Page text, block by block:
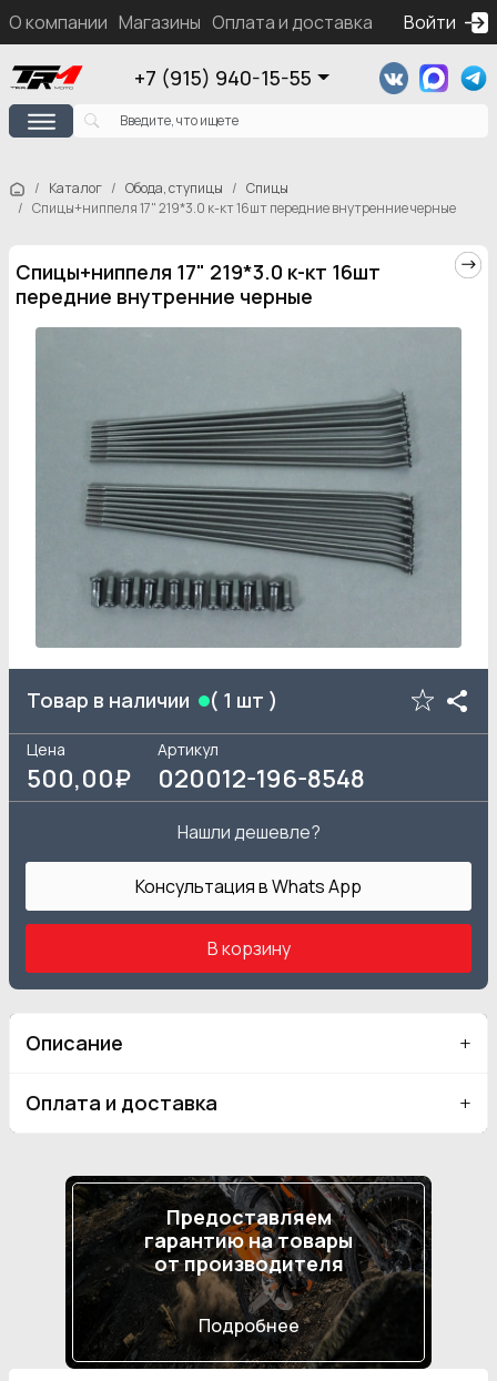
О компании Магазины Оплата и доставка Контакты
Войти
+7 (915) 940-15-55
Каталог Обода, ступицы
Спицы
Спицы+ниппеля 17" 219*3.0 к-кт 16шт передние внутренние черные
Спицы+ниппеля 17" 219*3.0 к-кт 16шт
передние внутренние черные
Товар в наличии ( 1 шт )
Цена
500,00₽
Артикул
020012-196-8548
Нашли дешевле?
Консультация в Whats App
В корзину
Описание
Оплата и доставка
Предоставляем
гарантию на товары
от производителя
Подробнее